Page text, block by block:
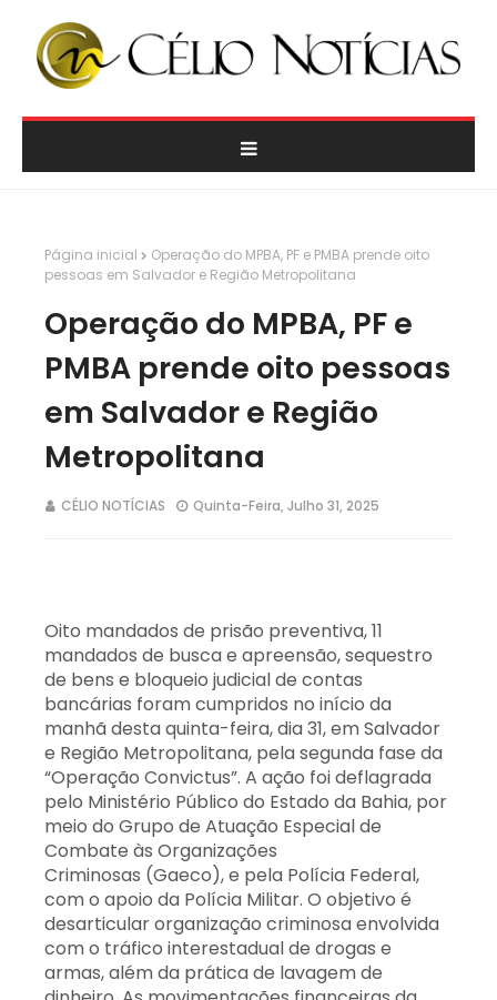
Página inicial
Operação do MPBA, PF e PMBA prende oito
pessoas em Salvador e Região Metropolitana
Operação do MPBA, PF e
PMBA prende oito pessoas
em Salvador e Região
Metropolitana
CÉLIO NOTÍCIAS Quinta-Feira, Julho 31, 2025
Oito mandados de prisão preventiva, 11
mandados de busca e apreensão, sequestro
de bens e bloqueio judicial de contas
bancárias foram cumpridos no início da
manhã desta quinta-feira, dia 31, em Salvador
e Região Metropolitana, pela segunda fase da
“Operação Convictus”. A ação foi deflagrada
pelo Ministério Público do Estado da Bahia, por
meio do Grupo de Atuação Especial de
Combate às Organizações
Criminosas (Gaeco), e pela Polícia Federal,
com o apoio da Polícia Militar. O objetivo é
desarticular organização criminosa envolvida
com o tráfico interestadual de drogas e
armas, além da prática de lavagem de